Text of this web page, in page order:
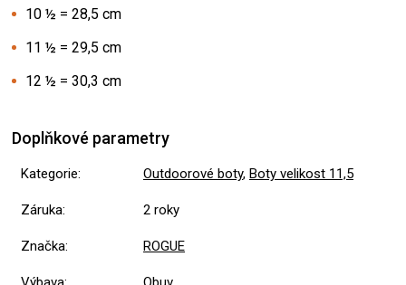
10 ½ = 28,5 cm
11 ½ = 29,5 cm
12 ½ = 30,3 cm
Doplňkové parametry
Kategorie: Outdoorové boty, Boty velikost 11,5
Záruka: 2 roky
Značka: ROGUE